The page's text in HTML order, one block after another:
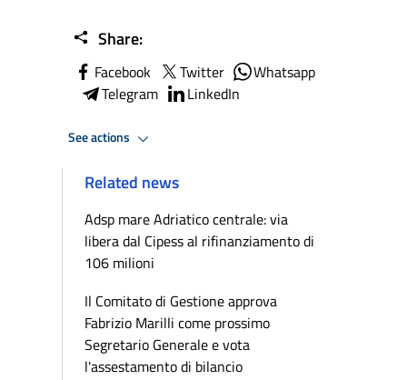
Share:
Facebook Twitter
Whatsapp
Telegram
LinkedIn
See actions
Related news
Adsp mare Adriatico centrale: via
libera dal Cipess al rifinanziamento di
106 milioni
Il Comitato di Gestione approva
Fabrizio Marilli come prossimo
Segretario Generale e vota
l'assestamento di bilancio